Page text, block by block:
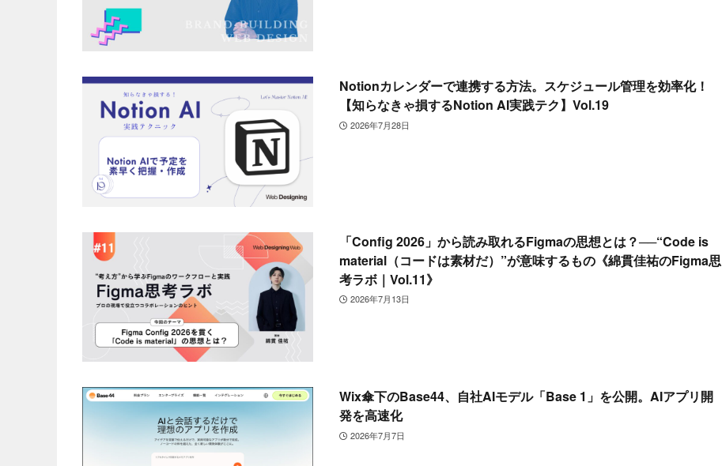
Notionカレンダーで連携する方法。スケジュール管理を効率化！
【知らなきゃ損するNotion AI実践テク】Vol.19
2026年7月28日
「Config 2026」から読み取れるFigmaの思想とは？──“Code is
material（コードは素材だ）”が意味するもの《綿貫佳祐のFigma思
考ラボ｜Vol.11》
2026年7月13日
Wix傘下のBase44、自社AIモデル「Base 1」を公開。AIアプリ開
発を高速化
2026年7月7日